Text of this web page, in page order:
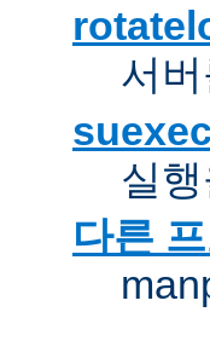
서
suexec
실
다른